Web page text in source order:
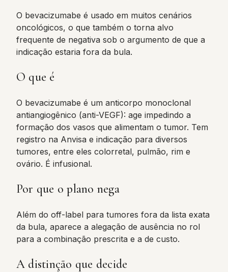
O bevacizumabe é usado em muitos cenários
oncológicos, o que também o torna alvo
frequente de negativa sob o argumento de que a
indicação estaria fora da bula.
O que é
O bevacizumabe é um anticorpo monoclonal
antiangiogênico (anti-VEGF): age impedindo a
formação dos vasos que alimentam o tumor. Tem
registro na Anvisa e indicação para diversos
tumores, entre eles colorretal, pulmão, rim e
ovário. É infusional.
Por que o plano nega
Além do off-label para tumores fora da lista exata
da bula, aparece a alegação de ausência no rol
para a combinação prescrita e a de custo.
A distinção que decide